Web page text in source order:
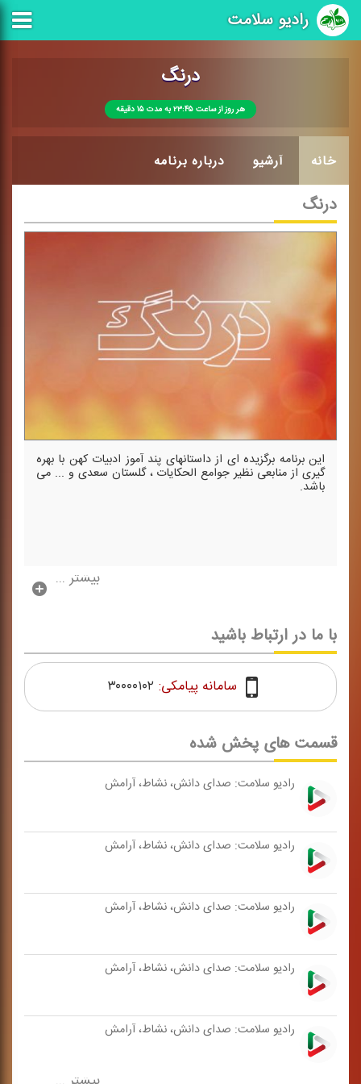
رادیو سلامت
درنگ
هر روز از ساعت ۲۳:۴۵ به مدت ۱۵ دقیقه
خانه آرشیو درباره برنامه
درنگ
این برنامه برگزیده ای از داستانهای پند آموز ادبیات كهن با بهره
گیری از منابعی نظیر جوامع الحكایات ، گلستان سعدی و ... می
باشد.
بیشتر ...
قسمت های پخش شده
رادیو سلامت: صدای دانش، نشاط، آرامش
رادیو سلامت: صدای دانش، نشاط، آرامش
رادیو سلامت: صدای دانش، نشاط، آرامش
رادیو سلامت: صدای دانش، نشاط، آرامش
رادیو سلامت: صدای دانش، نشاط، آرامش
با ما در ارتباط باشید
سامانه پیامکی: ۳۰۰۰۰۱۰۲